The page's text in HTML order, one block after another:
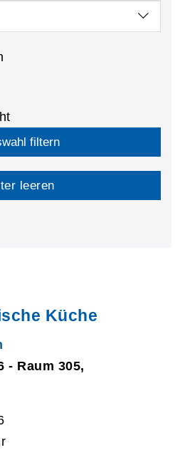
filtern
leeren
Küche
- Raum 305,